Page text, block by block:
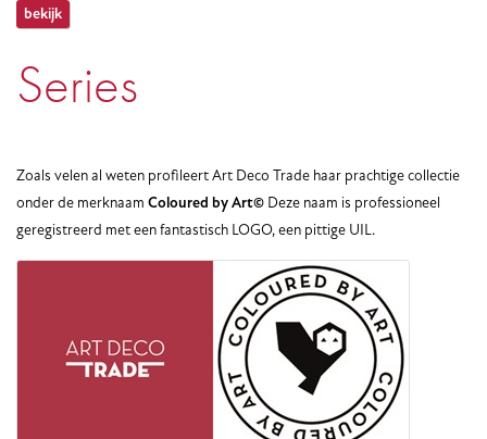
bekijk
Series
Zoals velen al weten profileert Art Deco Trade haar prachtige collectie
onder de merknaam Coloured by Art© Deze naam is professioneel
geregistreerd met een fantastisch LOGO, een pittige UIL.